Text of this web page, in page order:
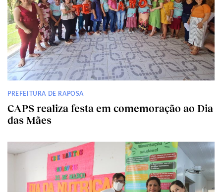
PREFEITURA DE RAPOSA
CAPS realiza festa em comemoração ao Dia
das Mães